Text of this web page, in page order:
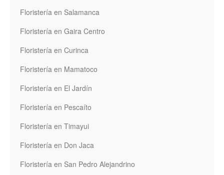
Floristería en Salamanca
Floristería en Gaira Centro
Floristería en Curinca
Floristería en Mamatoco
Floristería en El Jardín
Floristería en Pescaíto
Floristería en Timayui
Floristería en Don Jaca
Floristería en San Pedro Alejandrino